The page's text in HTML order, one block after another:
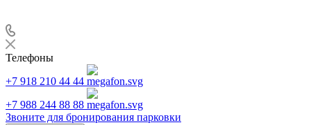
Телефоны
+7 918 210 44 44
+7 988 244 88 88
Звоните для бронирования парковки